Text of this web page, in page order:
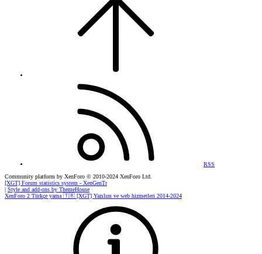
RSS
Community platform by XenForo © 2010-2024 XenForo Ltd.
[XGT] Forum statistics system - XenGenTr
| Style and add-ons by ThemeHouse
XenForo 2 Türkçe yama 🇹🇷 [XGT] Yazılım ve web hizmetleri 2014-2024